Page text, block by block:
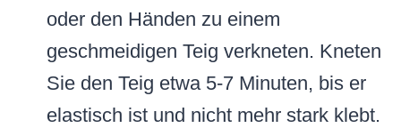
oder den Händen zu einem
geschmeidigen Teig verkneten. Kneten
Sie den Teig etwa 5-7 Minuten, bis er
elastisch ist und nicht mehr stark klebt.